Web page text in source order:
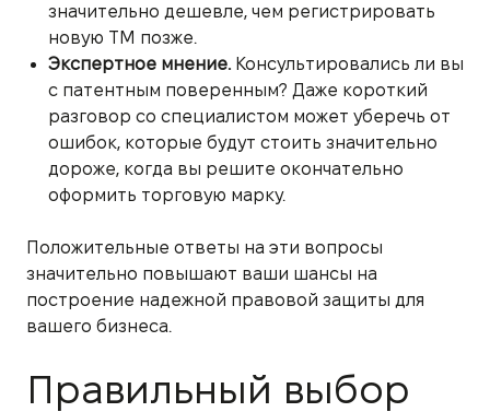
значительно дешевле, чем регистрировать
новую ТМ позже.
Экспертное мнение. Консультировались ли вы
с патентным поверенным? Даже короткий
разговор со специалистом может уберечь от
ошибок, которые будут стоить значительно
дороже, когда вы решите окончательно
оформить торговую марку.
Положительные ответы на эти вопросы
значительно повышают ваши шансы на
построение надежной правовой защиты для
вашего бизнеса.
Правильный выбор